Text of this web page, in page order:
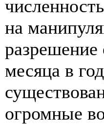
на
разрешение
месяца в
огромные